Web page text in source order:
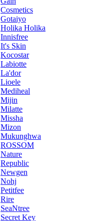
Cosmetics
Gotaiyo
Holika Holika
Innisfree
It's Skin
Kocostar
Labiotte
La'dor
Lioele
Mediheal
Mijin
Milatte
Missha
Mizon
Mukunghwa
ROSSOM
Nature
Republic
Newgen
Nohj
Petitfee
Rire
SeaNtree
Secret Key